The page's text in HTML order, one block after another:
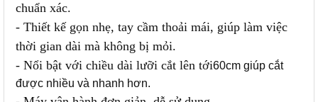
chuẩn xác.
- Thiết kế gọn nhẹ, tay cầm thoải mái, giúp làm việc
thời gian dài mà không bị mỏi.
- Nổi bật với chiều dài lưỡi cắt lên tới60cm giúp cắt
được nhiều và nhanh hơn.